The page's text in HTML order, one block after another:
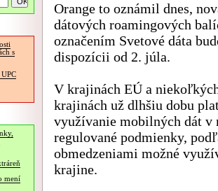
s
mení
Orange to oznámil dnes,
dátových roamingových
označením Svetové dáta
dispozícii od 2. júla.
V krajinách EÚ a
krajinách už dlhšiu dobu
využívanie mobilných dát v
regulované podmienky,
obmedzeniami možné
krajine.